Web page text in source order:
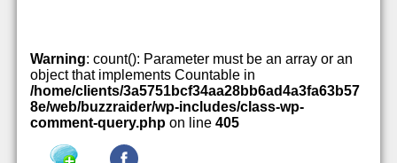
Warning: count(): Parameter must be an array or an
object that implements Countable in
/home/clients/3a5751bcf34aa28bb6ad4a3fa63b57
8e/web/buzzraider/wp-includes/class-wp-
comment-query.php on line 405